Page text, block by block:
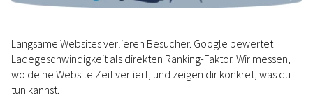
Langsame Websites verlieren Besucher. Google bewertet
Ladegeschwindigkeit als direkten Ranking-Faktor. Wir messen,
wo deine Website Zeit verliert, und zeigen dir konkret, was du
tun kannst.